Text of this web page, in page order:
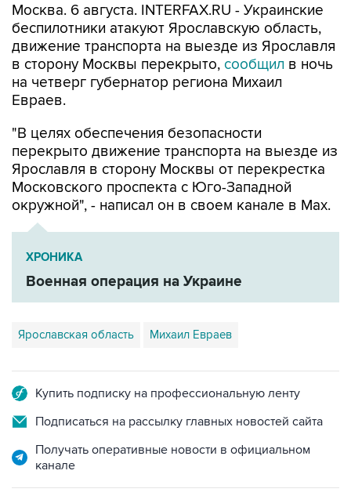
Москва. 6 августа. INTERFAX.RU - Украинские
беспилотники атакуют Ярославскую область,
движение транспорта на выезде из Ярославля
в сторону Москвы перекрыто, сообщил в ночь
на четверг губернатор региона Михаил
Евраев.
"В целях обеспечения безопасности
перекрыто движение транспорта на выезде из
Ярославля в сторону Москвы от перекрестка
Московского проспекта с Юго-Западной
окружной", - написал он в своем канале в Мах.
ХРОНИКА
Военная операция на Украине
Ярославская область Михаил Евраев
Купить подписку на профессиональную ленту
Подписаться на рассылку главных новостей сайта
Получать оперативные новости в официальном
канале